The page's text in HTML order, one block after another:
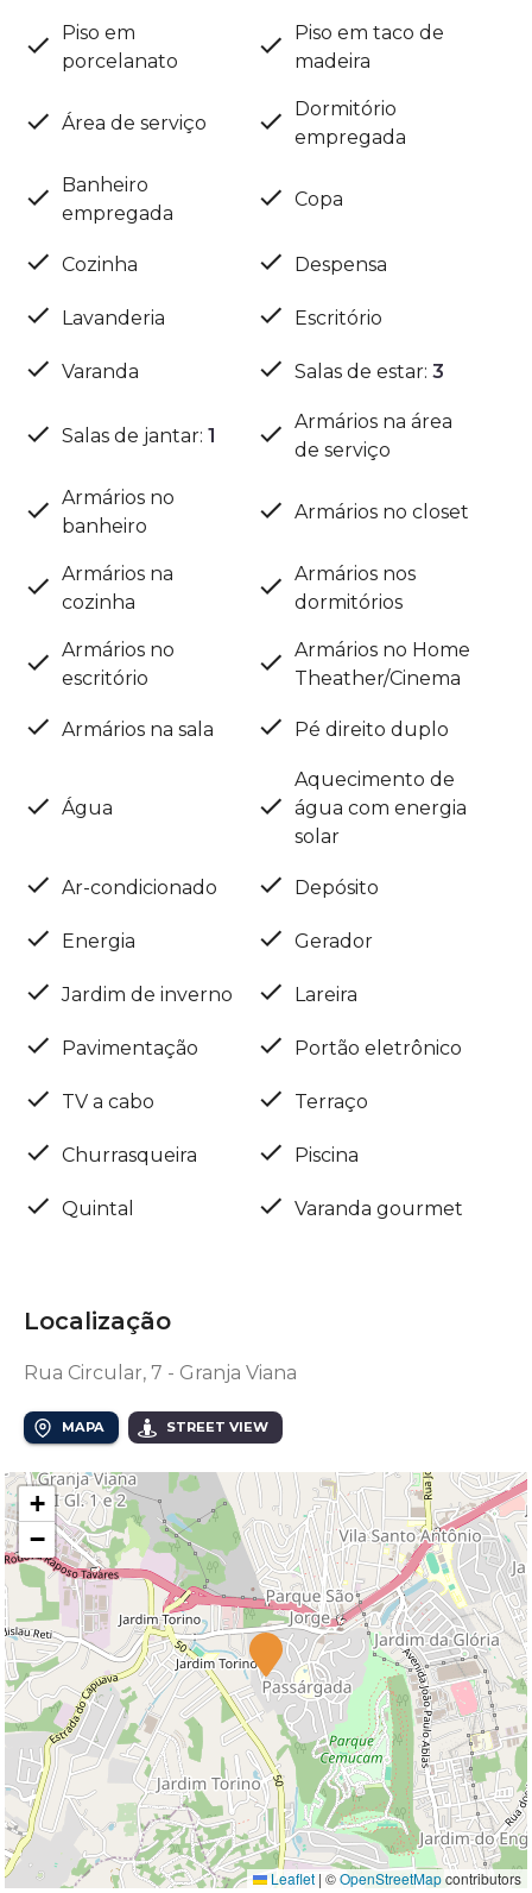
Piso em
porcelanato
Piso em taco de
madeira
Área de serviço
Dormitório
empregada
Banheiro
empregada
Copa
Cozinha Despensa
Lavanderia Escritório
Varanda Salas de estar: 3
Salas de jantar: 1
Armários na área
de serviço
Armários no
banheiro
Armários no closet
Armários na
cozinha
Armários nos
dormitórios
Armários no
escritório
Armários no Home
Theather/Cinema
Armários na sala Pé direito duplo
Água
Aquecimento de
água com energia
solar
Ar-condicionado Depósito
Energia Gerador
Jardim de inverno Lareira
Pavimentação Portão eletrônico
TV a cabo Terraço
Churrasqueira Piscina
Quintal Varanda gourmet
Localização
Rua Circular, 7 - Granja Viana
MAPA STREET VIEW
+
−
Leaflet | ©OpenStreetMapcontributors